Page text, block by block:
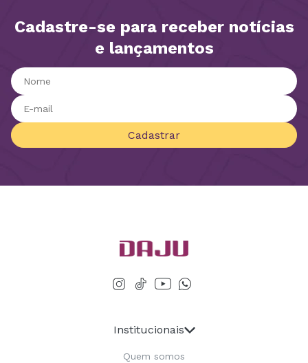
Cadastre-se para receber notícias
e lançamentos
Cadastrar
Institucionais
Quem somos